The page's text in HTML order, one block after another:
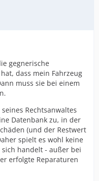
gegnerische
dass mein Fahrzeug
muss sie bei einem
Rechtsanwaltes
Datenbank zu, in der
(und der Restwert
spielt es wohl keine
sich handelt - außer bei
erfolgte Reparaturen